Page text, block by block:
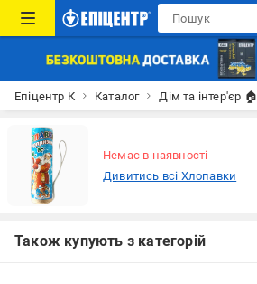
Епіцентр К Каталог Дім та інтер'єр 🏠
Немає в наявності
Дивитись всі Хлопавки
Також купують з категорій